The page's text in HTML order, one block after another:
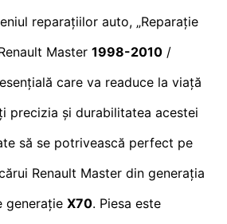
reparațiilor auto, „Reparație
Master 1998-2010 /
care va readuce la viață
precizia și durabilitatea acestei
să se potrivească perfect pe
Renault Master din generația
generație X70. Piesa este